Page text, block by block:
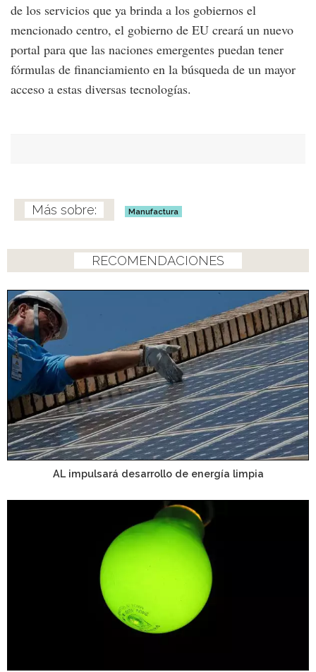
de los servicios que ya brinda a los gobiernos el
mencionado centro, el gobierno de EU creará un nuevo
portal para que las naciones emergentes puedan tener
fórmulas de financiamiento en la búsqueda de un mayor
acceso a estas diversas tecnologías.
Manufactura
RECOMENDACIONES
AL impulsará desarrollo de energía limpia